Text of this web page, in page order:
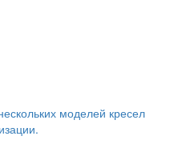
моделей кресел